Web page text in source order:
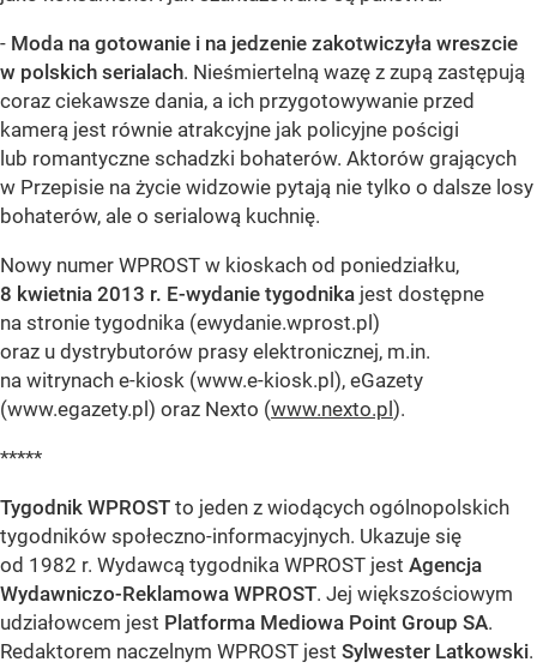
- Moda na gotowanie i na jedzenie zakotwiczyła wreszcie
w polskich serialach. Nieśmiertelną wazę z zupą zastępują
coraz ciekawsze dania, a ich przygotowywanie przed
kamerą jest równie atrakcyjne jak policyjne pościgi
lub romantyczne schadzki bohaterów. Aktorów grających
w Przepisie na życie widzowie pytają nie tylko o dalsze losy
bohaterów, ale o serialową kuchnię.
Nowy numer WPROST w kioskach od poniedziałku,
8 kwietnia 2013 r. E-wydanie tygodnika jest dostępne
na stronie tygodnika (ewydanie.wprost.pl)
oraz u dystrybutorów prasy elektronicznej, m.in.
na witrynach e-kiosk (www.e-kiosk.pl), eGazety
(www.egazety.pl) oraz Nexto (www.nexto.pl ).
*****
Tygodnik WPROST to jeden z wiodących ogólnopolskich
tygodników społeczno-informacyjnych. Ukazuje się
od 1982 r. Wydawcą tygodnika WPROST jest Agencja
Wydawniczo-Reklamowa WPROST. Jej większościowym
udziałowcem jest Platforma Mediowa Point Group SA.
Redaktorem naczelnym WPROST jest Sylwester Latkowski.